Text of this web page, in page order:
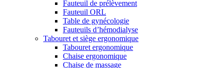
Fauteuil de prélèvement
Fauteuil ORL
Table de gynécologie
Fauteuils d’hémodialyse
Tabouret et siège ergonomique
Tabouret ergonomique
Chaise ergonomique
Chaise de massage